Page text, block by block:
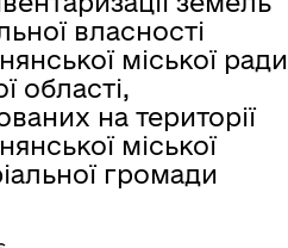
власності
міської ради
області,
на території
міської
громади